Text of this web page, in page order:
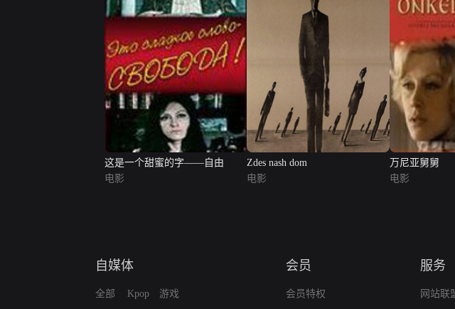
这是一个甜蜜的字——自由
电影
Zdes nash dom
电影
万尼亚舅舅
电影
自媒体
全部 Kpop 游戏
会员
会员特权
服务
网站联